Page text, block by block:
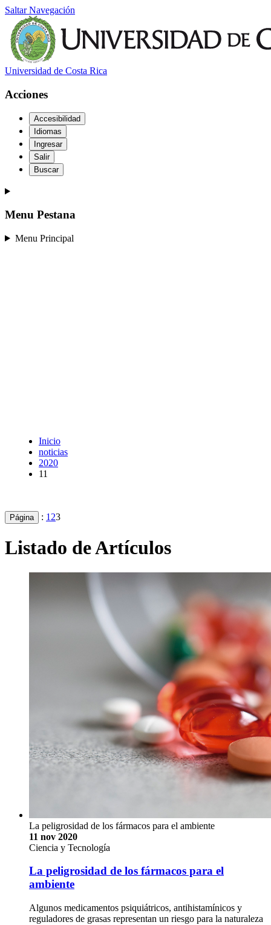
Saltar Navegación
Universidad de Costa Rica
Acciones
Accesibilidad
Idiomas
Ingresar
Salir
Buscar
Menu Pestana
Menu Principal
Inicio
noticias
2020
11
Página : 1 23
Listado de Artículos
La peligrosidad de los fármacos para el ambiente
11 nov 2020
Ciencia y Tecnología
La peligrosidad de los fármacos para el
ambiente
Algunos medicamentos psiquiátricos, antihistamínicos y
reguladores de grasas representan un riesgo para la naturaleza